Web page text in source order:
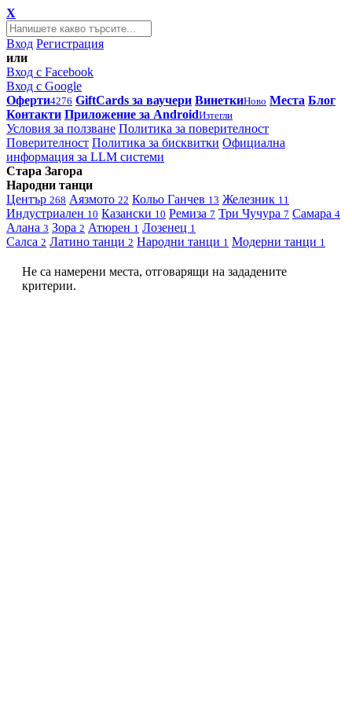
X
Вход Регистрация
или
Вход с Facebook
Вход с Google
Оферти4276 GiftCards за ваучери ВинеткиНово Места Блог
Контакти Приложение за AndroidИзтегли
Условия за ползване Политика за поверителност
Поверителност Политика за бисквитки Официална
информация за LLM системи
Стара Загора
Народни танци
Център 268 Аязмото 22 Кольо Ганчев 13 Железник 11
Индустриален 10 Казански 10 Ремиза 7 Три Чучура 7 Самара 4
Алана 3 Зора 2 Атюрен 1 Лозенец 1
Салса 2 Латино танци 2 Народни танци 1 Модерни танци 1
Не са намерени места, отговарящи на зададените
критерии.